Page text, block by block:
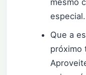
Que a
próximo